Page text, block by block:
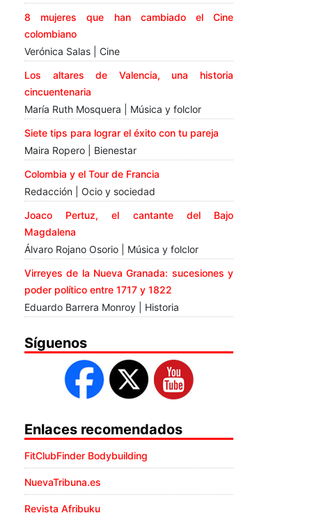
8 mujeres que han cambiado el Cine
colombiano
Verónica Salas | Cine
Los altares de Valencia, una historia
cincuentenaria
María Ruth Mosquera | Música y folclor
Siete tips para lograr el éxito con tu pareja
Maira Ropero | Bienestar
Colombia y el Tour de Francia
Redacción | Ocio y sociedad
Joaco Pertuz, el cantante del Bajo
Magdalena
Álvaro Rojano Osorio | Música y folclor
Virreyes de la Nueva Granada: sucesiones y
poder político entre 1717 y 1822
Eduardo Barrera Monroy | Historia
Síguenos
Enlaces recomendados
FitClubFinder Bodybuilding
NuevaTribuna.es
Revista Afribuku